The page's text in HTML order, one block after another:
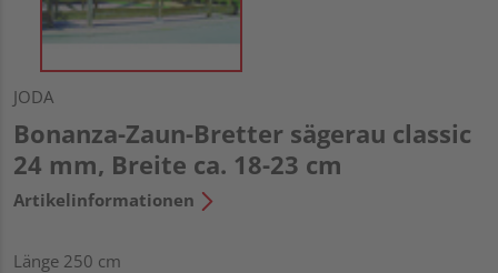
JODA
Bonanza-Zaun-Bretter sägerau classic
24 mm, Breite ca. 18-23 cm
Artikelinformationen
Länge 250 cm